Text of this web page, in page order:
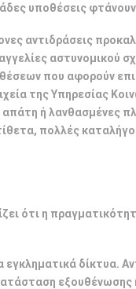
υποθέσεις
αντιδράσεις
αστυνομικού
που αφορούν
της Υπηρεσίας
ή λανθασμένες
πολλές
ότι η
δίκτυα.
εξουθένωσης